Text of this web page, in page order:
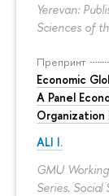
Yerevan:
Sciences of
Препринт
Economic
A Panel
Organization
ALI I.
GMU
Series.